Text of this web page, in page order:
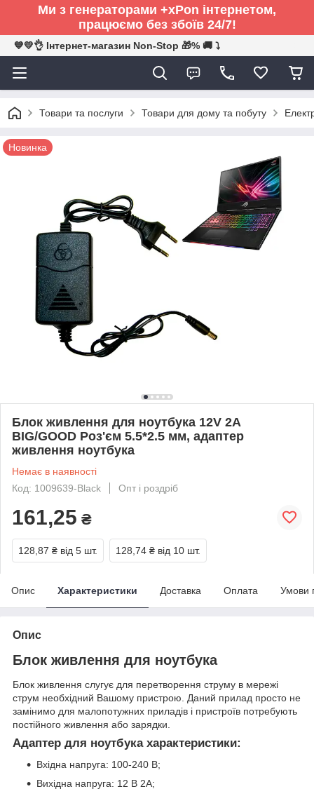
Ми з генераторами +xPon інтернетом,
працюємо без збоїв 24/7!
💙💛👌 Інтернет-магазин Non-Stop 🎁% 🚚 ⤵
Товари та послуги Товари для дому та побуту
Новинка
Блок живлення для ноутбука 12V 2A
BIG/GOOD Роз'єм 5.5*2.5 мм, адаптер
живлення ноутбука
Немає в наявності
Код: 1009639-Black
Опт і роздріб
161,25 ₴
128,87 ₴ від 5 шт. 128,74 ₴ від 10 шт.
Опис Характеристики Доставка Оплата Умови
Опис
Блок живлення для ноутбука
Блок живлення слугує для перетворення струму в мережі
струм необхідний Вашому пристрою. Даний прилад просто не
замінимо для малопотужних приладів і пристроїв потребують
постійного живлення або зарядки.
Адаптер для ноутбука характеристики:
Вхідна напруга: 100-240 В;
Вихідна напруга: 12 В 2А;